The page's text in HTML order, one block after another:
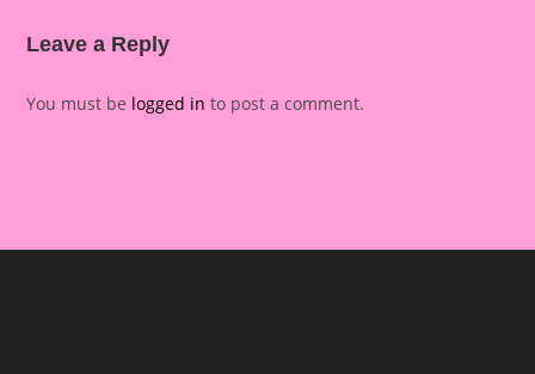
Leave a Reply
You must be logged in to post a comment.